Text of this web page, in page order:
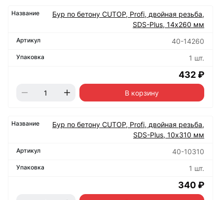
Бур по бетону CUTOP, Profi, двойная резьба,
SDS-Plus, 14х260 мм
40-14260
1 шт.
432 ₽
В корзину
Бур по бетону CUTOP, Profi, двойная резьба,
SDS-Plus, 10х310 мм
40-10310
1 шт.
340 ₽